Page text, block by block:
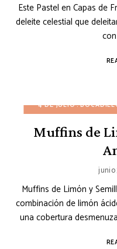
Este Pastel en Capas de
deleite celestial que
4 DE JULIO
Muffins de
junio
Muffins de Limón y
combinación de limón
una cobertura